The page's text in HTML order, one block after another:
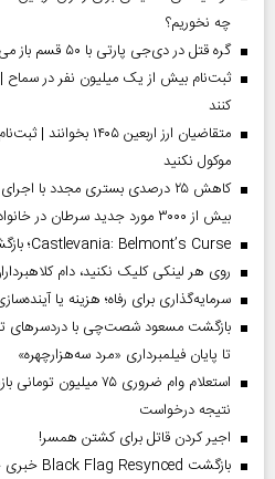
چه نخوریم؟
گره قتل در دی‌جی پارتی با ۵۰ قسم باز می‌شود
ثبت‌نام بیش از یک میلیون نفر در سماح |
کنند
متقاضیان ارز اربعین
موکول نکنید
کاهش ۲۵ درصدی بستری مجدد با
بیش از ۳۰۰۰ مورد جدید سرطان در خانواده بیماران
Castlevania: Belmont’s Curse؛ بازگشت باشکوه شکارچیان خون‌آشام
روی هر لینکی کلیک نکنید، دام
سرمایه‌گذاری برای رفاه؛ هزینه یا
بازگشت مسعود شصت‌چی با دردسر‌های
تا پایان فیلمبرداری «مرد سه‌هزارچهره»
استعلام وام ضروری ۷۵
نتیجه درخواست
اجیر کردن قاتل برای کشتن همسر!
بازگشت Black Flag Resynced خبری جذاب برای دوستداران بازی